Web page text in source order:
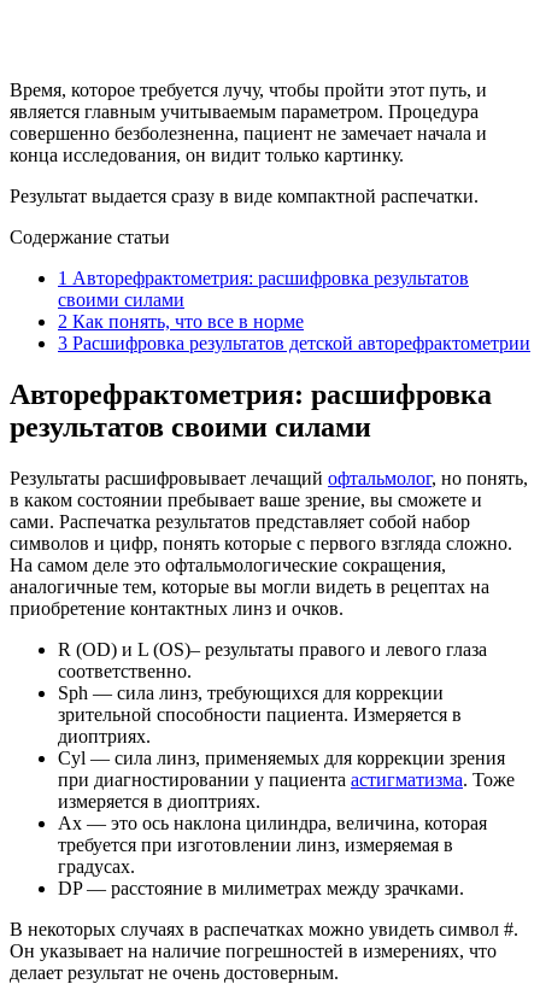
Время, которое требуется лучу, чтобы пройти этот путь, и
является главным учитываемым параметром. Процедура
совершенно безболезненна, пациент не замечает начала и
конца исследования, он видит только картинку.
Результат выдается сразу в виде компактной распечатки.
Содержание статьи
1 Авторефрактометрия: расшифровка результатов
своими силами
2 Как понять, что все в норме
3 Расшифровка результатов детской авторефрактометрии
Авторефрактометрия: расшифровка
результатов своими силами
Результаты расшифровывает лечащий офтальмолог, но понять,
в каком состоянии пребывает ваше зрение, вы сможете и
сами. Распечатка результатов представляет собой набор
символов и цифр, понять которые с первого взгляда сложно.
На самом деле это офтальмологические сокращения,
аналогичные тем, которые вы могли видеть в рецептах на
приобретение контактных линз и очков.
R (OD) и L (OS)– результаты правого и левого глаза
соответственно.
Sph — сила линз, требующихся для коррекции
зрительной способности пациента. Измеряется в
диоптриях.
Cyl — сила линз, применяемых для коррекции зрения
при диагностировании у пациента астигматизма. Тоже
измеряется в диоптриях.
Ax — это ось наклона цилиндра, величина, которая
требуется при изготовлении линз, измеряемая в
градусах.
DP — расстояние в милиметрах между зрачками.
В некоторых случаях в распечатках можно увидеть символ #.
Он указывает на наличие погрешностей в измерениях, что
делает результат не очень достоверным.